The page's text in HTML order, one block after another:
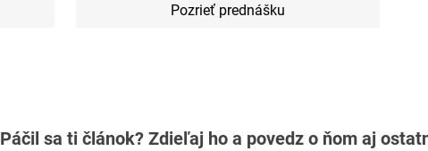
Pozrieť prednášku
Páčil sa ti článok? Zdieľaj ho a povedz o ňom aj